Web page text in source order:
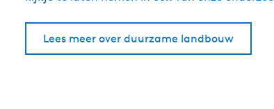
Lees meer over duurzame landbouw